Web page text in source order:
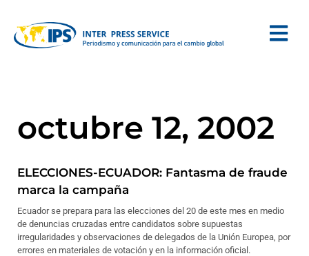
octubre 12, 2002
ELECCIONES-ECUADOR: Fantasma de fraude
marca la campaña
Ecuador se prepara para las elecciones del 20 de este mes en medio
de denuncias cruzadas entre candidatos sobre supuestas
irregularidades y observaciones de delegados de la Unión Europea, por
errores en materiales de votación y en la información oficial.